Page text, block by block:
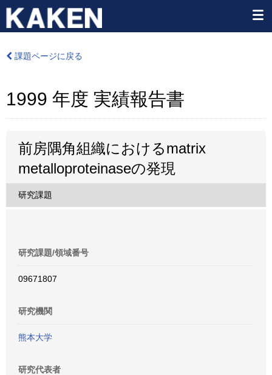
課題ページに戻る
1999 年度 実績報告書
前房隅角組織におけるmatrix
metalloproteinaseの発現
研究課題
研究課題/領域番号
09671807
研究機関
熊本大学
研究代表者